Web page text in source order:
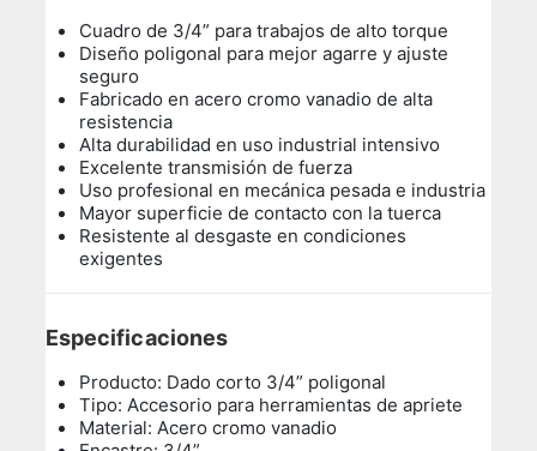
Cuadro de 3/4” para trabajos de alto torque
Diseño poligonal para mejor agarre y ajuste
seguro
Fabricado en acero cromo vanadio de alta
resistencia
Alta durabilidad en uso industrial intensivo
Excelente transmisión de fuerza
Uso profesional en mecánica pesada e industria
Mayor superficie de contacto con la tuerca
Resistente al desgaste en condiciones
exigentes
Especificaciones
Producto: Dado corto 3/4” poligonal
Tipo: Accesorio para herramientas de apriete
Material: Acero cromo vanadio